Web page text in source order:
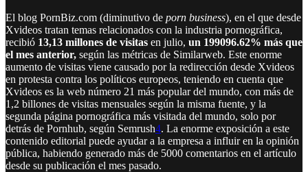
El blog PornBiz.com (diminutivo de porn business), en el que desde
Xvideos tratan temas relacionados con la industria pornográfica,
recibió 13,13 millones de visitas en julio, un 199096.62% más que
el mes anterior, según las métricas de Similarweb. Este enorme
aumento de visitas viene causado por la redirección desde Xvideos
en protesta contra los políticos europeos, teniendo en cuenta que
Xvideos es la web número 21 más popular del mundo, con más de
1,2 billones de visitas mensuales según la misma fuente, y la
segunda página pornográfica más visitada del mundo, solo por
detrás de Pornhub, según Semrush4. La enorme exposición a este
contenido editorial puede ayudar a la empresa a influir en la opinión
pública, habiendo generado más de 5000 comentarios en el artículo
desde su publicación el mes pasado.